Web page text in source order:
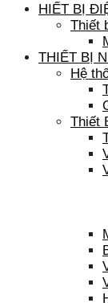
HIẾT BỊ
Thiết
THIẾT BỊ
Hệ
Thiết